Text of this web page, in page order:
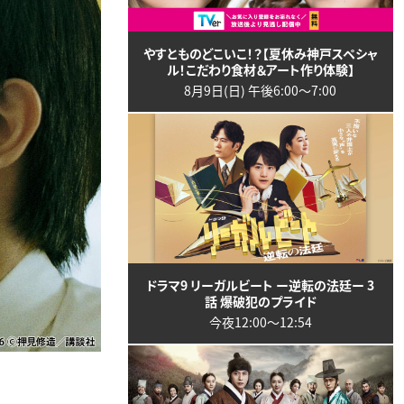
やすとものどこいこ！？【夏休み神戸スペシャ
ル！こだわり食材＆アート作り体験】
8月9日(日) 午後6:00〜7:00
ドラマ9 リーガルビート ー逆転の法廷ー 3
話 爆破犯のプライド
今夜12:00〜12:54